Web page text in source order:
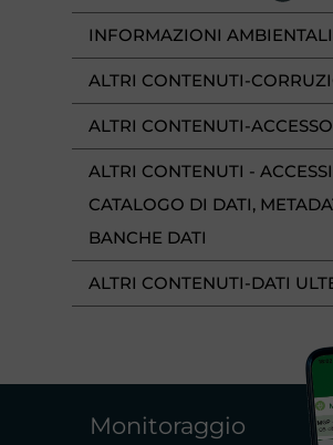
INFORMAZIONI AMBIENTALI
ALTRI CONTENUTI-
ALTRI CONTENUTI-
ALTRI CONTENUTI -
CATALOGO DI DATI,
BANCHE DATI
ALTRI CONTENUTI-DATI
Monitoraggio